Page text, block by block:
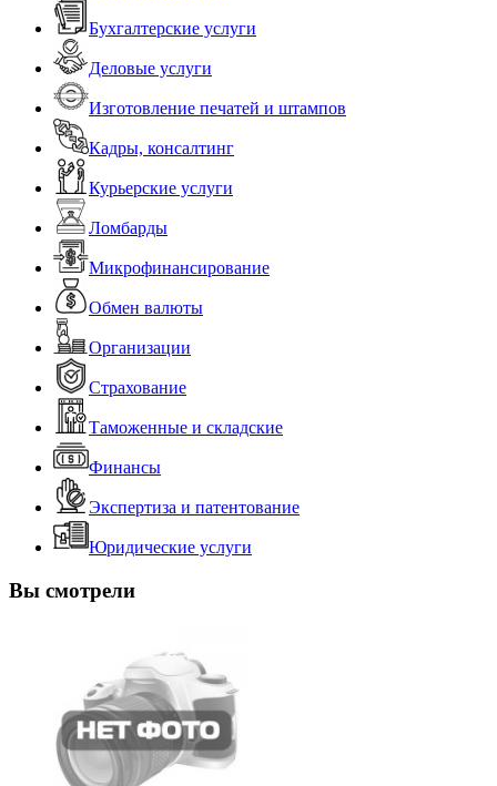
Бухгалтерские услуги
Деловые услуги
Изготовление печатей и штампов
Кадры, консалтинг
Курьерские услуги
Ломбарды
Микрофинансирование
Обмен валюты
Организации
Страхование
Таможенные и складские
Финансы
Экспертиза и патентование
Юридические услуги
Вы смотрели